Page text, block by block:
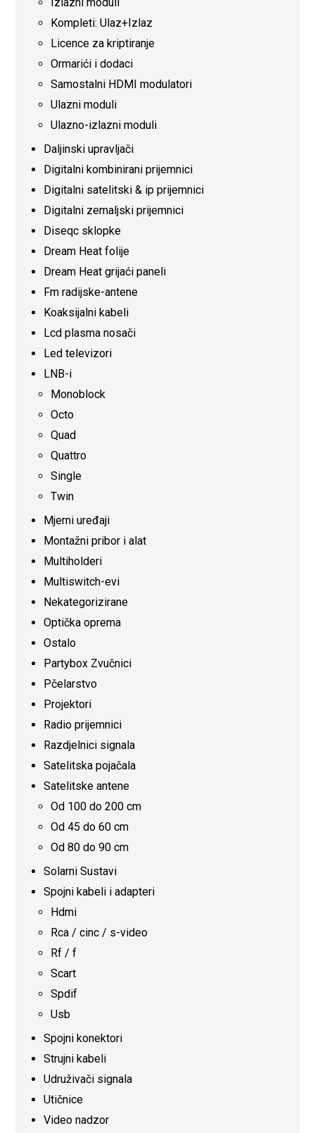
Kompleti: Ulaz+Izlaz
Licence za kriptiranje
Ormarići i dodaci
Samostalni HDMI modulatori
Ulazni moduli
Ulazno-izlazni moduli
Daljinski upravljači
Digitalni kombinirani prijemnici
Digitalni satelitski & ip prijemnici
Digitalni zemaljski prijemnici
Diseqc sklopke
Dream Heat folije
Dream Heat grijaći paneli
Fm radijske-antene
Koaksijalni kabeli
Lcd plasma nosači
Led televizori
LNB-i
Monoblock
Octo
Quad
Quattro
Single
Twin
Mjerni uređaji
Montažni pribor i alat
Multiholderi
Multiswitch-evi
Nekategorizirane
Optička oprema
Ostalo
Partybox Zvučnici
Pčelarstvo
Projektori
Radio prijemnici
Razdjelnici signala
Satelitska pojačala
Satelitske antene
Od 100 do 200 cm
Od 45 do 60 cm
Od 80 do 90 cm
Solarni Sustavi
Spojni kabeli i adapteri
Hdmi
Rca / cinc / s-video
Rf / f
Scart
Spdif
Usb
Spojni konektori
Strujni kabeli
Udruživači signala
Utičnice
Video nadzor